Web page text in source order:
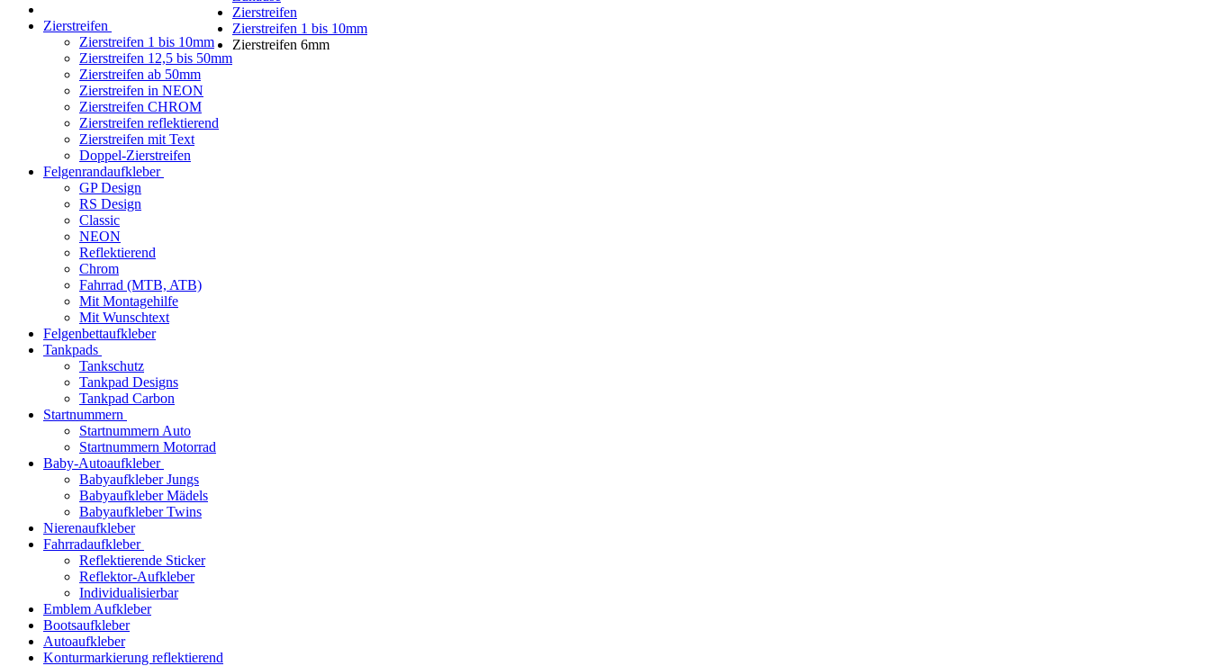
Zierstreifen
Zierstreifen 1 bis 10mm
Zierstreifen 12,5 bis 50mm
Zierstreifen ab 50mm
Zierstreifen in NEON
Zierstreifen CHROM
Zierstreifen reflektierend
Zierstreifen mit Text
Doppel-Zierstreifen
Felgenrandaufkleber
GP Design
RS Design
Classic
NEON
Reflektierend
Chrom
Fahrrad (MTB, ATB)
Mit Montagehilfe
Mit Wunschtext
Felgenbettaufkleber
Tankpads
Tankschutz
Tankpad Designs
Tankpad Carbon
Startnummern
Startnummern Auto
Startnummern Motorrad
Baby-Autoaufkleber
Babyaufkleber Jungs
Babyaufkleber Mädels
Babyaufkleber Twins
Nierenaufkleber
Fahrradaufkleber
Reflektierende Sticker
Reflektor-Aufkleber
Individualisierbar
Emblem Aufkleber
Bootsaufkleber
Autoaufkleber
Konturmarkierung reflektierend
Zierstreifen
Zierstreifen 1 bis 10mm
Zierstreifen 6mm